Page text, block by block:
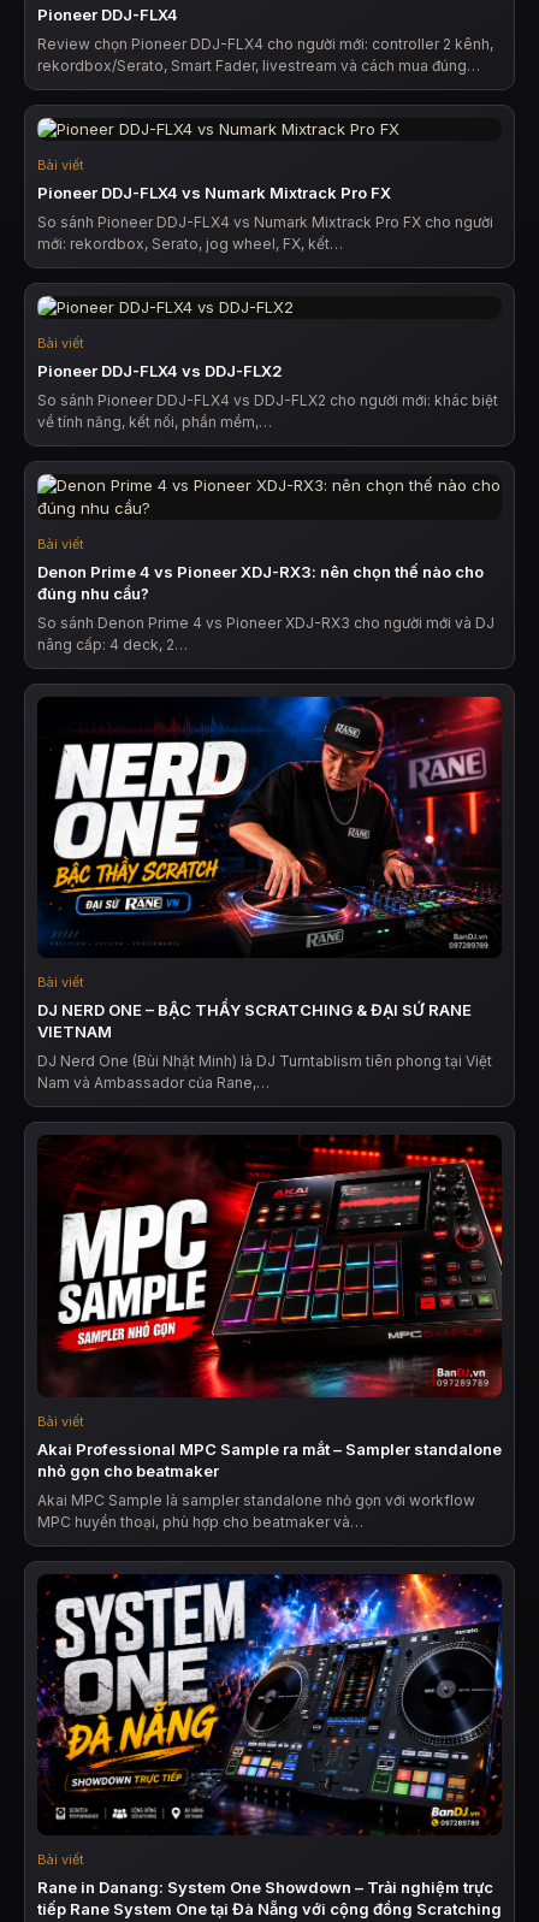
Pioneer DDJ-FLX4
Review chọn Pioneer DDJ-FLX4 cho người mới: controller 2 kênh,
rekordbox/Serato, Smart Fader, livestream và cách mua đúng…
Bài viết
Pioneer DDJ-FLX4 vs Numark Mixtrack Pro FX
So sánh Pioneer DDJ-FLX4 vs Numark Mixtrack Pro FX cho người
mới: rekordbox, Serato, jog wheel, FX, kết…
Bài viết
Pioneer DDJ-FLX4 vs DDJ-FLX2
So sánh Pioneer DDJ-FLX4 vs DDJ-FLX2 cho người mới: khác biệt
về tính năng, kết nối, phần mềm,…
Bài viết
Denon Prime 4 vs Pioneer XDJ-RX3: nên chọn thế nào cho
đúng nhu cầu?
So sánh Denon Prime 4 vs Pioneer XDJ-RX3 cho người mới và DJ
nâng cấp: 4 deck, 2…
Bài viết
DJ NERD ONE – BẬC THẦY SCRATCHING & ĐẠI SỨ RANE
VIETNAM
DJ Nerd One (Bùi Nhật Minh) là DJ Turntablism tiên phong tại Việt
Nam và Ambassador của Rane,…
Bài viết
Akai Professional MPC Sample ra mắt – Sampler standalone
nhỏ gọn cho beatmaker
Akai MPC Sample là sampler standalone nhỏ gọn với workflow
MPC huyền thoại, phù hợp cho beatmaker và…
Bài viết
Rane in Danang: System One Showdown – Trải nghiệm trực
tiếp Rane System One tại Đà Nẵng với cộng đồng Scratching